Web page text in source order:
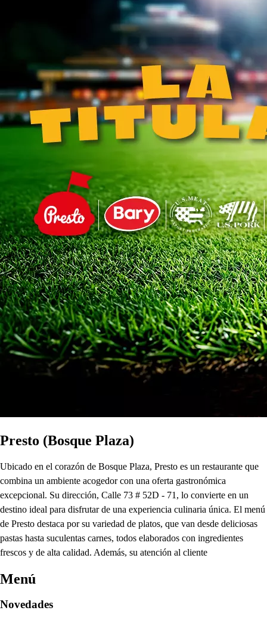
Presto (Bosque Plaza)
Ubicado en el corazón de Bosque Plaza, Presto es un restaurante que
combina un ambiente acogedor con una oferta gastronómica
excepcional. Su dirección, Calle 73 # 52D - 71, lo convierte en un
destino ideal para disfrutar de una experiencia culinaria única. El menú
de Presto destaca por su variedad de platos, que van desde deliciosas
pastas hasta suculentas carnes, todos elaborados con ingredientes
frescos y de alta calidad. Además, su atención al cliente
Menú
Novedades